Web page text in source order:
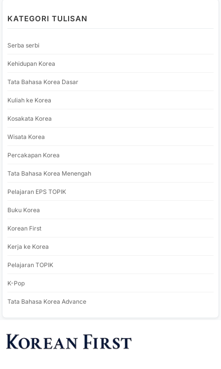
KATEGORI TULISAN
Serba serbi
Kehidupan Korea
Tata Bahasa Korea Dasar
Kuliah ke Korea
Kosakata Korea
Wisata Korea
Percakapan Korea
Tata Bahasa Korea Menengah
Pelajaran EPS TOPIK
Buku Korea
Korean First
Kerja ke Korea
Pelajaran TOPIK
K-Pop
Tata Bahasa Korea Advance